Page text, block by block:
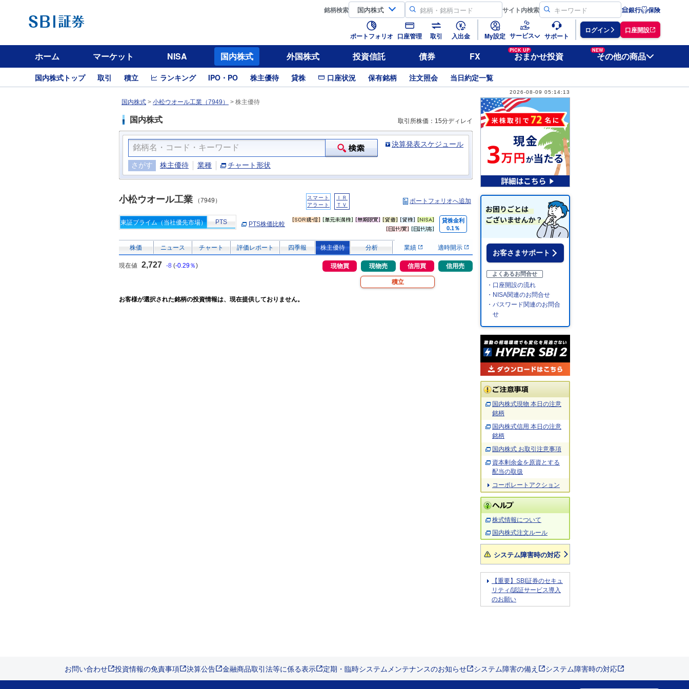
銘柄検索 サイト内検索 銀行 保険
ポートフォリオ 口座管理 取引 入出金 My設定 サービス サポート
ログイン 口座開設
ホーム マーケット NISA 国内株式 外国株式 投資信託 債券 FX
PICK UP
おまかせ投資
NEW
その他の商品
国内株式トップ 取引 積立 ランキング IPO・PO 株主優待 貸株 口座状況 保有銘柄 注文照会 当日約定一覧
2026-08-09 05:14:13
国内株式 > 小松ウオール工業（7949） > 株主優待
国内株式 取引所株価：15分ディレイ
決算発表スケジュール
さがす 株主優待 業種 チャート形状
小松ウオール工業 （7949）
スマート
アラート
ＩＲ
ＴＶ
ポートフォリオへ追加
東証プライム（当社優先市場） PTS PTS株価比較
貸株金利
0.1％
株価 ニュース チャート 評価レポート 四季報 株主優待 分析 業績 適時開示
現在値 2,727 -8 (-0.29％) 現物買 現物売 信用買 信用売
積立
お客様が選択された銘柄の投資情報は、現在提供しておりません。
お客さまサポート
よくあるお問合せ
・口座開設の流れ
・NISA関連のお問合せ
・パスワード関連のお問合
せ
国内株式現物 本日の注意
銘柄
国内株式信用 本日の注意
銘柄
国内株式 お取引注意事項
資本剰余金を原資とする
配当の取扱
コーポレートアクション
株式情報について
国内株式注文ルール
システム障害時の対応
【重要】SBI証券のセキュ
リティ/認証サービス導入
のお願い
お問い合わせ 投資情報の免責事項 決算公告 金融商品取引法等に係る表示 定期・臨時システムメンテナンスのお知らせ システム障害の備え システム障害時の対応